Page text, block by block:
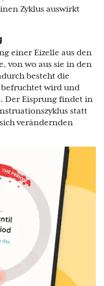
Zyklus auswirkt
einer Eizelle aus den
von wo aus sie in den
besteht die
befruchtet wird und
Der Eisprung findet in
statt
verändernden